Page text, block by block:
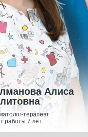
Алиса
терапевт
работы 7 лет